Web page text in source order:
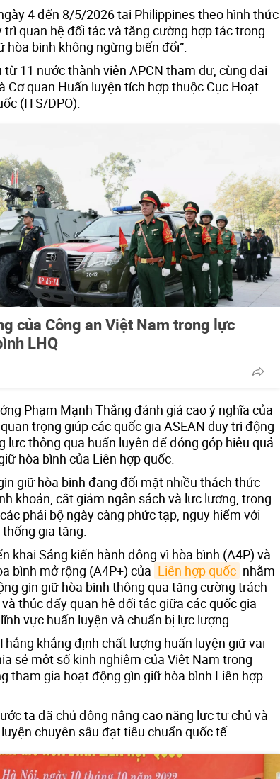
4 đến 8/5/2026 tại Philippines theo hình thức
trì quan hệ đối tác và tăng cường hợp tác trong
bình không ngừng biến đổi”.
11 nước thành viên APCN tham dự, cùng đại
Cơ quan Huấn luyện tích hợp thuộc Cục Hoạt
(ITS/DPO).
của Công an Việt Nam trong lực
LHQ
Phạm Mạnh Thắng đánh giá cao ý nghĩa của
trọng giúp các quốc gia ASEAN duy trì động
lực thông qua huấn luyện để đóng góp hiệu quả
hòa bình của Liên hợp quốc.
giữ hòa bình đang đối mặt nhiều thách thức
khoản, cắt giảm ngân sách và lực lượng, trong
phái bộ ngày càng phức tạp, nguy hiểm với
gia tăng.
khai Sáng kiến hành động vì hòa bình (A4P) và
bình mở rộng (A4P+) của Liên hợp quốc nhằm
gìn giữ hòa bình thông qua tăng cường trách
thúc đẩy quan hệ đối tác giữa các quốc gia
vực huấn luyện và chuẩn bị lực lượng.
khẳng định chất lượng huấn luyện giữ vai
sẻ một số kinh nghiệm của Việt Nam trong
tham gia hoạt động gìn giữ hòa bình Liên hợp
ta đã chủ động nâng cao năng lực tự chủ và
chuyên sâu đạt tiêu chuẩn quốc tế.